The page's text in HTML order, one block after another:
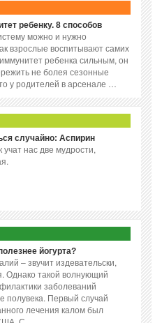
ребенку. 8 способов
можно и нужно
взрослые воспитывают самих
ребенка сильным, он
не болея сезонные
у родителей в арсенале …
случайно: Аспирин
нас две мудрости,
йогурта?
– звучит издевательски,
Однако такой волнующий
заболеваний
полувека. Первый случай
лечения калом был